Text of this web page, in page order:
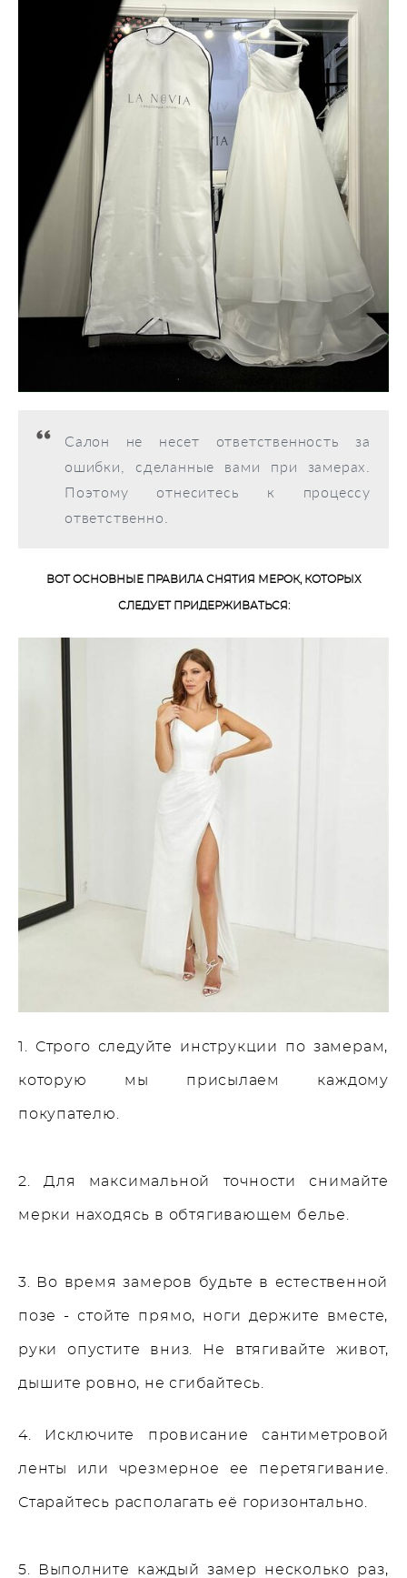
Салон не несет ответственность за
ошибки, сделанные вами при замерах.
Поэтому отнеситесь к процессу
ответственно.
ВОТ ОСНОВНЫЕ ПРАВИЛА СНЯТИЯ МЕРОК, КОТОРЫХ
СЛЕДУЕТ ПРИДЕРЖИВАТЬСЯ:
1. Строго следуйте инструкции по замерам,
которую мы присылаем каждому
покупателю.
2. Для максимальной точности снимайте
мерки находясь в обтягивающем белье.
3. Во время замеров будьте в естественной
позе - стойте прямо, ноги держите вместе,
руки опустите вниз. Не втягивайте живот,
дышите ровно, не сгибайтесь.
4. Исключите провисание сантиметровой
ленты или чрезмерное ее перетягивание.
Старайтесь располагать её горизонтально.
5. Выполните каждый замер несколько раз,